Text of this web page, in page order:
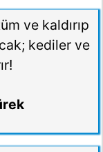
ve kaldırıp
kediler ve